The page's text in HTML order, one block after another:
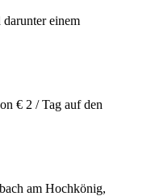
einem
€ 2 / Tag auf den
am Hochkönig,